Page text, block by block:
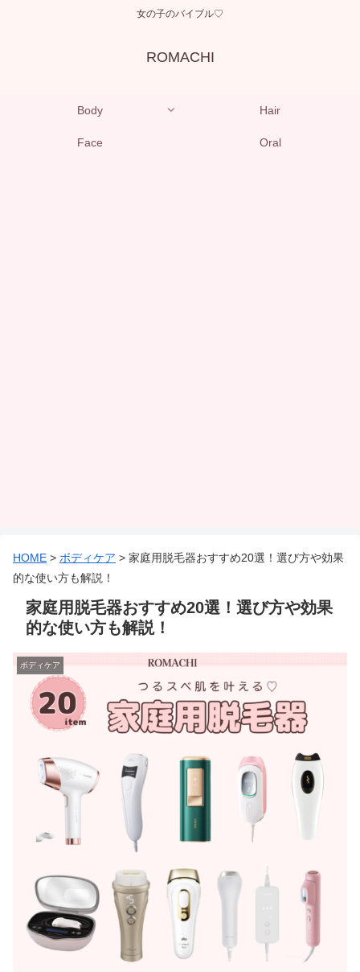
女の子のバイブル♡
ROMACHI
Body Hair
Face Oral
HOME > ボディケア > 家庭用脱毛器おすすめ20選！選び方や効果
的な使い方も解説！
家庭用脱毛器おすすめ20選！選び方や効果
的な使い方も解説！
ボディケア